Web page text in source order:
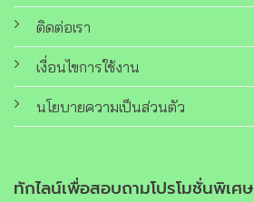
ติดต่อเรา
เงื่อนไขการใช้งาน
นโยบายความเป็นส่วนตัว
ทักไลน์เพื่อสอบถามโปรโมชั่นพิเศษ